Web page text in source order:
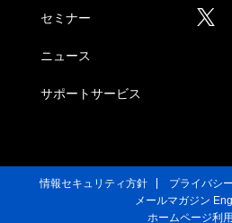
セミナー
ニュース
サポートサービス
情報セキュリティ方針 プライバシ
メールマガジン
ホームページ利